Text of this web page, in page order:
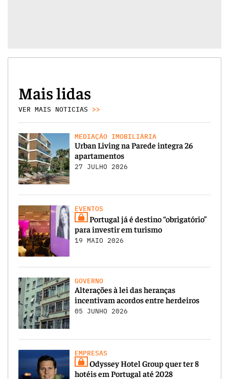
Mais lidas
VER MAIS NOTICIAS >>
MEDIAÇÃO IMOBILIÁRIA
Urban Living na Parede integra 26
apartamentos
27 JULHO 2026
EVENTOS
Portugal já é destino “obrigatório”
para investir em turismo
19 MAIO 2026
GOVERNO
Alterações à lei das heranças
incentivam acordos entre herdeiros
05 JUNHO 2026
EMPRESAS
Odyssey Hotel Group quer ter 8
hotéis em Portugal até 2028